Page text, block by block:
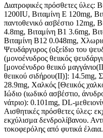
Διατροφικές πρόσθετες ύλες:
1200IU, Βιταμίνη E 120mg,
παντοθενικό ασβέστιο 12mg,
4.8mg, Βιταμίνη B1 3.6mg,
Βιταμίνη B12 0.048mg,
Ψευδάργυρος (οξείδιο του
(μονοένυδρος θειικός
[μονοένυδρο θειικό
θειικού σιδήρου(ΙΙ)]: 14.5mg,
28.9mg, Χαλκός [Θειικός
Ιώδιο (ιωδικό ασβέστιο,
νάτριο): 0.101mg, DL-
Aισθητικές πρόσθετες ύλες:
εκχύλισμα δενδρολίβανου.
τοκοφερόλης από φυτικά έλαια.